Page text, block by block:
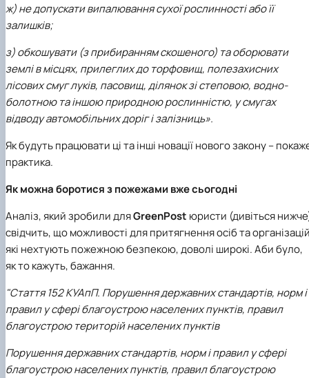
ж) не допускати випалювання сухої рослинності або її
залишків;
з) обкошувати (з прибиранням скошеного) та оборювати
землі в місцях, прилеглих до торфовищ, полезахисних
лісових смуг луків, пасовищ, ділянок зі степовою, водно-
болотною та іншою природною рослинністю, у смугах
відводу автомобільних доріг і залізниць».
Як будуть працювати ці та інші новації нового закону –
практика.
Як можна боротися з пожежами вже сьогодні
Аналіз, який зробили дляGreenPost юристи (дивіться
свідчить, що можливості для притягнення осіб та
які нехтують пожежною безпекою, доволі широкі. Аби було,
як то кажуть, бажання.
"Стаття 152 КУАпП. Порушення державних стандартів, норм і
правил у сфері благоустрою населених пунктів, правил
благоустрою територій населених пунктів
Порушення державних стандартів, норм і правил у сфері
благоустрою населених пунктів, правил благоустрою